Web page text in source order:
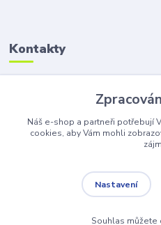
Kontakty
Petr Šolin
+420 734 550 550
(Po-Pá, 8-17 hod.) So, 8-
Náš e-shop a partneři potřebují
cookies, aby Vám mohli
Nastavení
Souhlas můžete